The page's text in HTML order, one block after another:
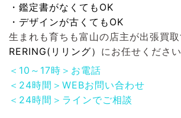
・鑑定書がなくてもOK
・デザインが古くてもOK
生まれも育ちも富山の店主が出張買取
RERING(リリング） にお任せください
＜10～17時＞お電話
＜24時間＞WEBお問い合わせ
＜24時間＞ラインでご相談